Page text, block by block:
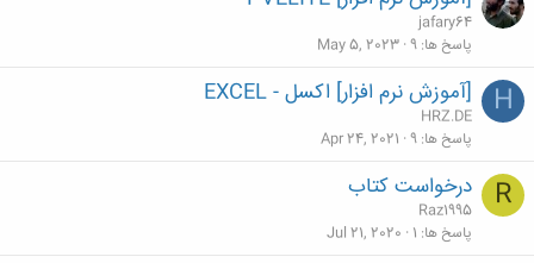
jafary64
پاسخ ها 9
May 5, 2023
H [آموزش نرم افزار] اکسل - EXCEL
HRZ.DE
پاسخ ها 9
Apr 24, 2021
R درخواست کتاب
Raz1995
پاسخ ها 1
Jul 21, 2020